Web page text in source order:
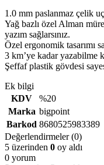
1.0 mm paslanmaz çelik uç
Yağ bazlı özel Alman
yazım sağlarsınız.
Özel ergonomik tasarımı
3 km’ye kadar yazabilme
Şeffaf plastik gövdesi
Ek bilgi
KDV
%20
Marka bigpoint
Barkod 8680525983389
Değerlendirmeler (0)
5 üzerinden 0 oy aldı
0 yorum